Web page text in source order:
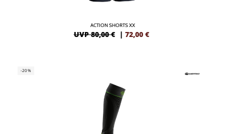
ACTION SHORTS XX
UVP 80,00 € | 72,00 €
-20%